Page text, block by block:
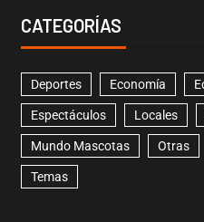
CATEGORÍAS
Deportes Economía
Espectáculos Locales
Mundo Mascotas Otras
Temas